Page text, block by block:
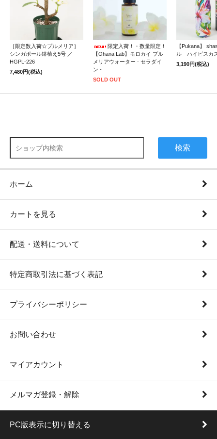
［限定数入荷☆プルメリア］
シンガポール鉢植え5号 ／
HGPL-226
7,480円(税込)
限定入荷！・数量限定！
【Ohana Lab】モロカイ プル
メリアウォーター - セラダイ
ン -
SOLD OUT
【Pukana】
ル ハイビスカ
3,190円(税込)
検索
ホーム
カートを見る
配送・送料について
特定商取引法に基づく表記
プライバシーポリシー
お問い合わせ
マイアカウント
メルマガ登録・解除
PC版表示に切り替える